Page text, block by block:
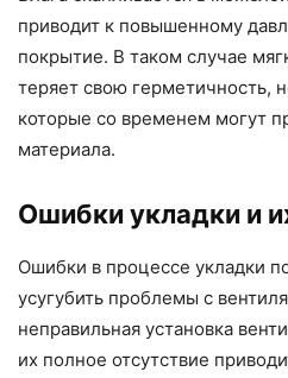
приводит к повышенному
покрытие. В таком случае
теряет свою герметичность,
которые со временем могут
материала.
Ошибки укладки и
Ошибки в процессе укладки
усугубить проблемы с
неправильная установка
их полное отсутствие